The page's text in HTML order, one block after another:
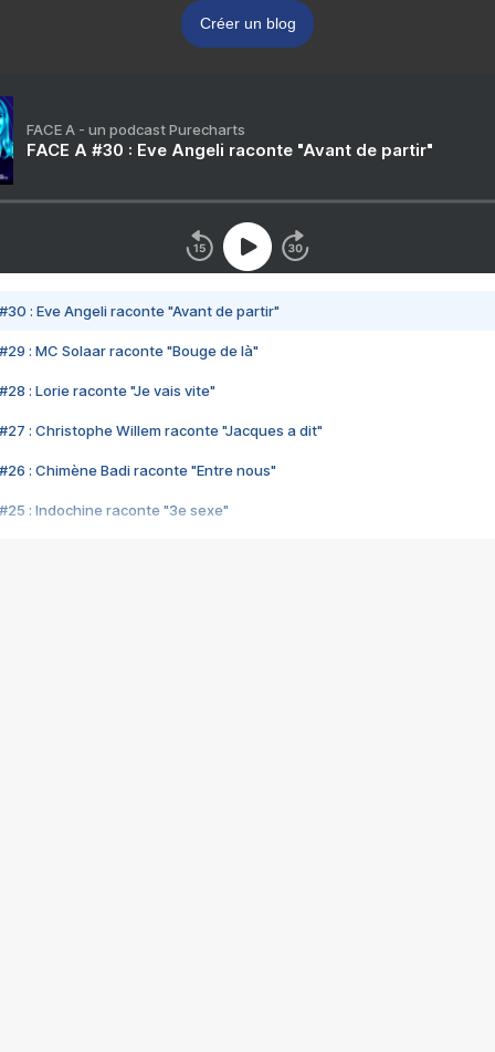
Créer un blog
FACE A - un podcast Purecharts
FACE A #30 : Eve Angeli raconte "Avant de partir"
#30 : Eve Angeli raconte "Avant de partir"
#29 : MC Solaar raconte "Bouge de là"
#28 : Lorie raconte "Je vais vite"
#27 : Christophe Willem raconte "Jacques a dit"
#26 : Chimène Badi raconte "Entre nous"
#25 : Indochine raconte "3e sexe"